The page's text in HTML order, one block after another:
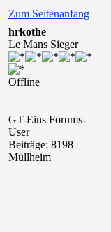
Zum Seitenanfang
hrkothe
Le Mans Sieger
Offline
GT-Eins Forums-
User
Beiträge: 8198
Müllheim